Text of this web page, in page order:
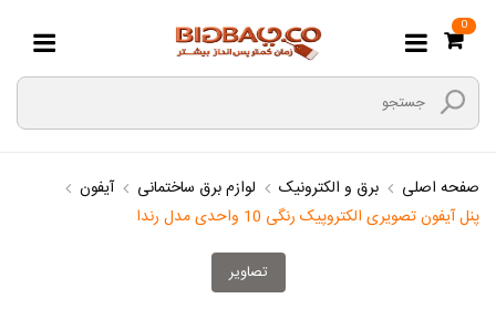
0
صفحه اصلی برق و الکترونیک لوازم برق ساختمانی
آیفون
پنل آیفون تصویری الکتروپیک رنگی 10 واحدی مدل رندا
تصاویر